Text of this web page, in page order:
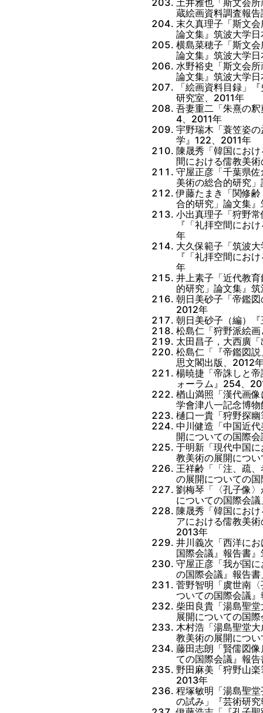
蔵絵画資料調査報
末久真理子「斯文
論文集』筑波大学
横島菜穂子「斯文
論文集』筑波大学
水野裕史「斯文会
論文集』筑波大学
「絵画資料目録」
研究室、2011年
吾妻重二「朱熹の
4、2011年
宇野瑞木「蓑笠姿
学』122、2011年
陳晟秀「韓国にお
間における儒教美
守屋正彦「千葉県
美術の総合的研究
伊藤たまき「関修
合的研究」論文集
小出真理子「狩野
『「礼拝空間にお
年
大久保範子「筑波
『「礼拝空間にお
年
井上素子「近代教
的研究」論文集』
朝日美砂子「帝鑑
2012年
朝日美砂子（編）
松島仁「狩野派絵
太田昌子，大西廣
松島仁「『帝鑑図
思文閣出版、2012
楊暁捷「帝誅しと
ォーラム』254、
楢山満照「漢代画
学會津八一記念博
樋口一貴「狩野探
中川健造「中国近
開についての国際
于明新「現代中国
教美術の展開につ
王祥齢「「注、疏
の展開についての
劉梅琴「〈孔子像
についての国際会
陳晟秀「韓国にお
アにおける儒教美
2013年
井川義次「西洋に
国際会議』報告書
守屋正彦「我が国
の国際会議』報告
菅野智明「虞世南
ついての国際会議
柴田良貴「湯島聖
展開についての国
木村浩「湯島聖堂
教美術の展開につ
藤田志朗「賢儒図
ての国際会議』報
野田麻美「狩野山
2013年
程塚敏明「湯島聖
の試み」『芸術研